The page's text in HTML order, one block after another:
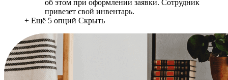
об этом при оформлении заявки. Сотрудник
привезет свой инвентарь.
+ Ещё 5 опций Скрыть